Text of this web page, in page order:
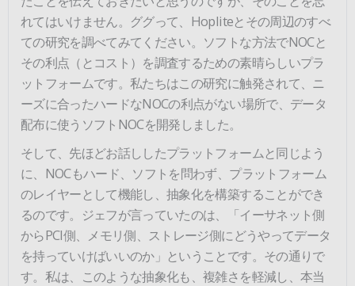
れてはいけません。ググって、Hopliteとその周辺のすべ
ての研究を調べてみてください。ソフトな方法でNOCと
その利点（とコスト）を調査するための素晴らしいプラ
ットフォームです。私たちはこの研究に触発されて、ニ
ーズに合ったハードなNOCの利点がない場所で、データ
配布に使うソフトNOCを開発しました。
そして、先ほどお話ししたプラットフォームと同じよう
に、NOCもハード、ソフトを問わず、プラットフォーム
のレイヤーとして機能し、抽象化を構築することができ
るのです。ジェフが言っていたのは、「イーサネット側
からPCI側、メモリ側、ストレージ側にどうやってデータ
を持っていけばいいのか」ということです。その通りで
す。私は、このような抽象化も、複雑さを軽減し、本当